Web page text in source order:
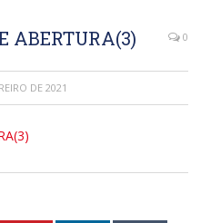
ABERTURA(3) 0
DE 2021